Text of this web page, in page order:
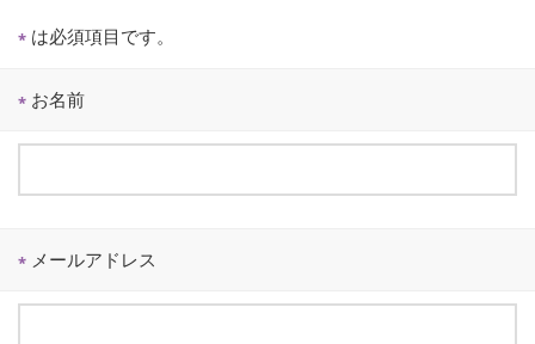
* は必須項目です。
* お名前
* メールアドレス